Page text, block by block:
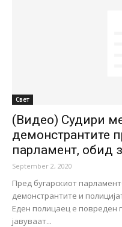
Свет
(Видео) Судири
демонстрантите
парламент, обид
September 2, 2020
Пред бугарскиот
демонстрантите и
Еден полицаец е повреден
јавуваат...